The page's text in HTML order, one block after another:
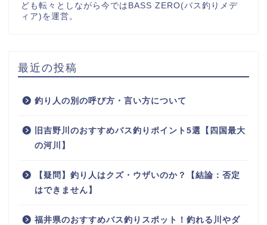
ども転々としながら今ではBASS ZERO(バス釣りメデ
ィア)を運営。
最近の投稿
釣り人の別の呼び方・言い方について
旧吉野川のおすすめバス釣りポイント5選【四国最大
の河川】
【疑問】釣り人はクズ・ウザいのか？【結論：否定
はできません】
福井県のおすすめバス釣りスポット！釣れる川やダ